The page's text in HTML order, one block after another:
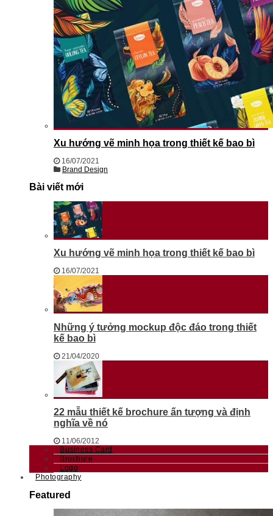
Xu hướng vẽ minh họa trong thiết kế bao bì
16/07/2021
Brand Design
Bài viết mới
Xu hướng vẽ minh họa trong thiết kế bao bì
16/07/2021
Những ý tưởng mockup độc đáo trong thiết
kế bao bì
21/04/2020
22 mẫu thiết kế brochure ấn tượng và định
nghĩa về nó
11/06/2012
Business Card
Brochure
Logo
Photography
Featured